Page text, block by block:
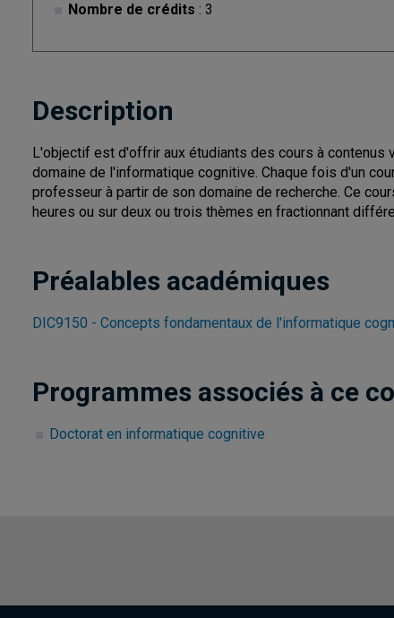
Nombre de crédits : 3
Description
L'objectif est d'offrir aux étudiants des cours à
domaine de l'informatique cognitive. Chaque fois d'un
professeur à partir de son domaine de recherche. Ce
heures ou sur deux ou trois thèmes en fractionnant
Préalables académiques
DIC9150 - Concepts fondamentaux de l'informatique
Programmes associés à ce
Doctorat en informatique cognitive